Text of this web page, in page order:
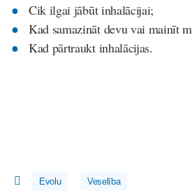
Cik ilgai jābūt inhalācijai;
Kad samazināt devu vai mainīt
Kad pārtraukt inhalācijas.
Evolu Veselība